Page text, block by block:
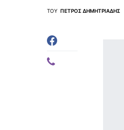
ΤΟΥ ΠΈΤΡΟΣ ΔΗΜΗΤΡΙΆΔΗΣ